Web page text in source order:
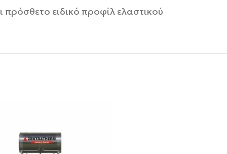
ειδικό προφίλ ελαστικού